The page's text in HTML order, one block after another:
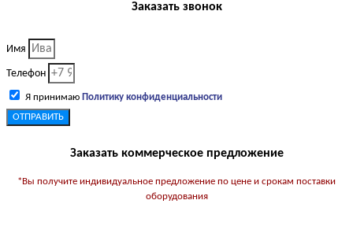
Заказать звонок
Имя
Телефон
Я принимаю Политику конфиденциальности
ОТПРАВИТЬ
Заказать коммерческое предложение
*Вы получите индивидуальное предложение по цене и срокам поставки
оборудования